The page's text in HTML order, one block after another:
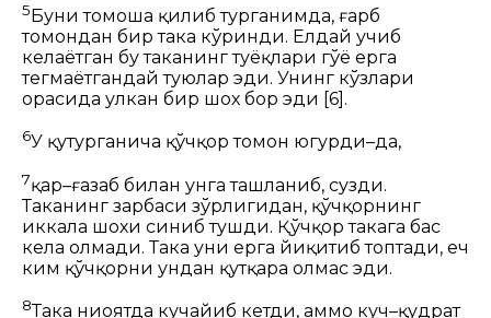
5 Буни томоша қилиб турганимда, ғарб
томондан бир така кўринди. Елдай учиб
келаётган бу таканинг туёқлари гўё ерга
тегмаётгандай туюлар эди. Унинг кўзлари
орасида улкан бир шох бор эди [6] .
6У қутурганича қўчқор томон югурди–да,
7қаҳр–ғазаб билан унга ташланиб, сузди.
Таканинг зарбаси зўрлигидан, қўчқорнинг
иккала шохи синиб тушди. Қўчқор такага бас
кела олмади. Така уни ерга йиқитиб топтади, ҳеч
ким қўчқорни ундан қутқара олмас эди.
8Така ниҳоятда кучайиб кетди, аммо куч–қудрат